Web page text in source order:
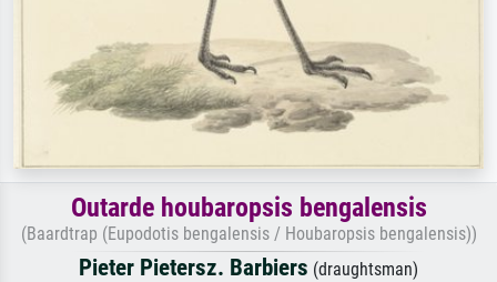
Outarde houbaropsis bengalensis
(Baardtrap (Eupodotis bengalensis / Houbaropsis bengalensis))
Pieter Pietersz. Barbiers (draughtsman)